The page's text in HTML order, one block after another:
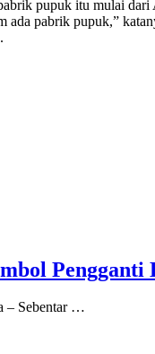
pupuk itu mulai
ada pabrik pupuk,”
Pengganti
– Sebentar …